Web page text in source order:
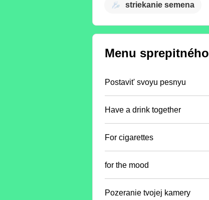
striekanie semena
Menu sprepitného
Postavit' svoyu pesnyu
Have a drink together
For cigarettes
for the mood
Pozeranie tvojej kamery